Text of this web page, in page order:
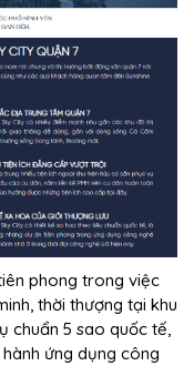
phong trong việc
thời thượng tại khu
chuẩn 5 sao quốc tế,
ứng dụng công